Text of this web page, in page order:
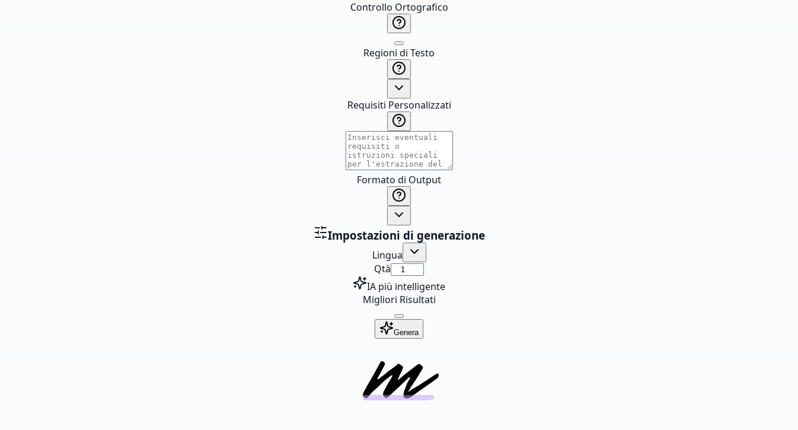
Controllo Ortografico
Regioni di Testo
Requisiti Personalizzati
Formato di Output
Impostazioni di generazione
Lingua
Qtà
IA più intelligente
Migliori Risultati
Genera